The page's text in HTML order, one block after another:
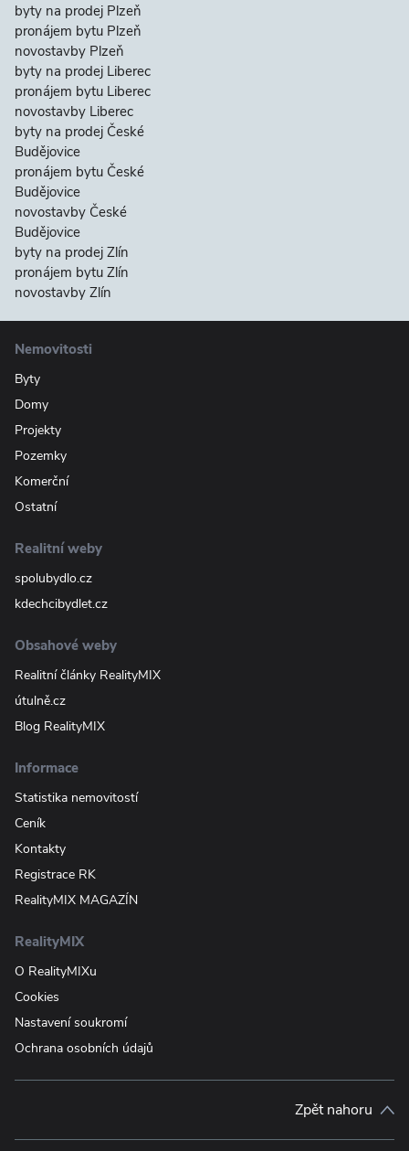
byty na prodej Plzeň
pronájem bytu Plzeň
novostavby Plzeň
byty na prodej Liberec
pronájem bytu Liberec
novostavby Liberec
byty na prodej České
Budějovice
pronájem bytu České
Budějovice
novostavby České
Budějovice
byty na prodej Zlín
pronájem bytu Zlín
novostavby Zlín
Nemovitosti
Byty
Domy
Projekty
Pozemky
Komerční
Ostatní
Realitní weby
spolubydlo.cz
kdechcibydlet.cz
Obsahové weby
Realitní články RealityMIX
útulně.cz
Blog RealityMIX
Informace
Statistika nemovitostí
Ceník
Kontakty
Registrace RK
RealityMIX MAGAZÍN
RealityMIX
O RealityMIXu
Cookies
Nastavení soukromí
Ochrana osobních údajů
Zpět nahoru